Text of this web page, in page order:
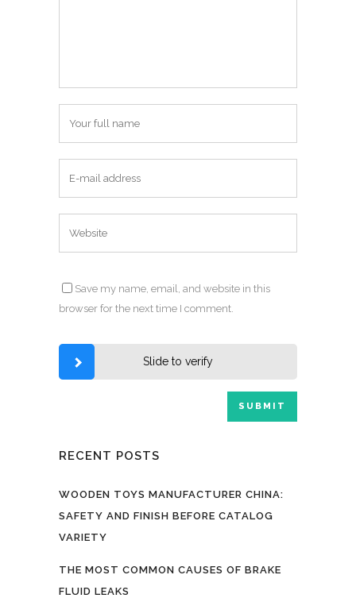
Save my name, email, and website in this
browser for the next time I comment.
Slide to verify
RECENT POSTS
WOODEN TOYS MANUFACTURER CHINA:
SAFETY AND FINISH BEFORE CATALOG
VARIETY
THE MOST COMMON CAUSES OF BRAKE
FLUID LEAKS